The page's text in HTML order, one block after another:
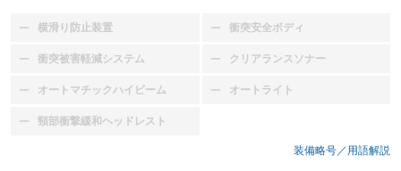
横滑り防止装置
：装備なし 衝突安全ボディ
：装備なし
衝突被害軽減システム
：装備なし クリアランスソナー
：装備なし
オートマチックハイビーム
：装備なし オートライト
：装備なし
頸部衝撃緩和ヘッドレスト
：装備なし
装備略号／用語解説